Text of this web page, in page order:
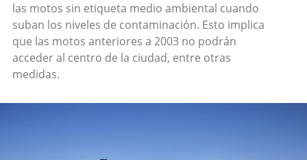
las motos sin etiqueta medio ambiental cuando
suban los niveles de contaminación. Esto implica
que las motos anteriores a 2003 no podrán
acceder al centro de la ciudad, entre otras
medidas.